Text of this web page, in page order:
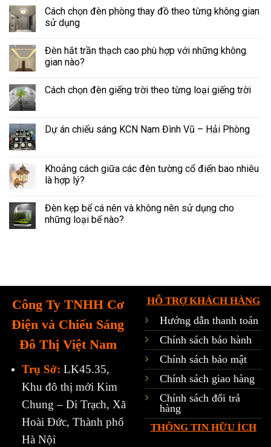
Cách chọn đèn phòng thay đồ theo từng không gian
sử dụng
Đèn hắt trần thạch cao phù hợp với những không
gian nào?
Cách chọn đèn giếng trời theo từng loại giếng trời
Dự án chiếu sáng KCN Nam Đình Vũ – Hải Phòng
Khoảng cách giữa các đèn tường cổ điển bao nhiêu
là hợp lý?
Đèn kẹp bể cá nên và không nên sử dụng cho
những loại bể nào?
Công Ty TNHH Cơ
Điện và Chiếu Sáng
Đô Thị Việt Nam
Trụ Sở: LK45.35,
Khu đô thị mới Kim
Chung – Di Trạch, Xã
Hoài Đức, Thành phố
Hà Nội
HỖ TRỢ KHÁCH HÀNG
Hướng dẫn thanh toán
Chính sách bảo hành
Chính sách bảo mật
Chính sách giao hàng
Chính sách đổi trả
hàng
THÔNG TIN HỮU ÍCH